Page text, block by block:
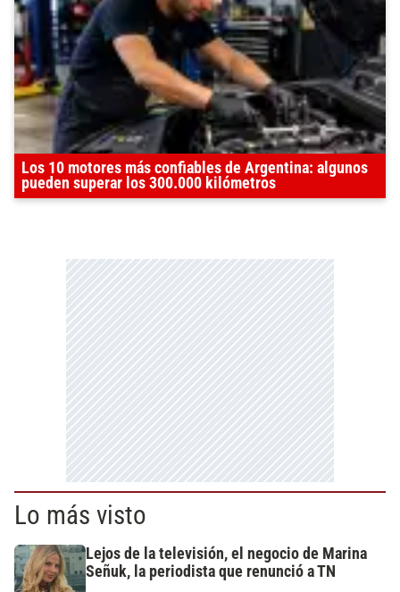
Los 10 motores más confiables de Argentina: algunos
pueden superar los 300.000 kilómetros
Lo más visto
Lejos de la televisión, el negocio de Marina
Señuk, la periodista que renunció a TN